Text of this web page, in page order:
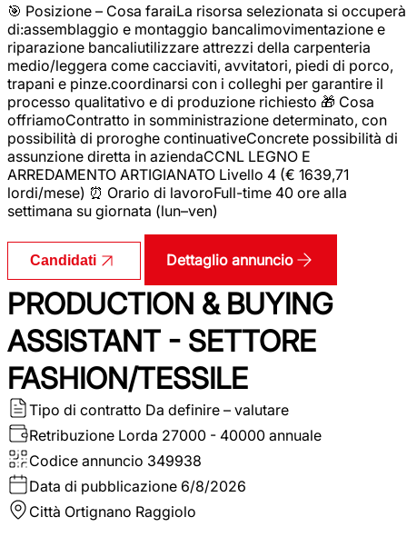
🎯 Posizione – Cosa faraiLa risorsa selezionata si occuperà
di:assemblaggio e montaggio bancalimovimentazione e
riparazione bancaliutilizzare attrezzi della carpenteria
medio/leggera come cacciaviti, avvitatori, piedi di porco,
trapani e pinze.coordinarsi con i colleghi per garantire il
processo qualitativo e di produzione richiesto 🎁 Cosa
offriamoContratto in somministrazione determinato, con
possibilità di proroghe continuativeConcrete possibilità di
assunzione diretta in aziendaCCNL LEGNO E
ARREDAMENTO ARTIGIANATO Livello 4 (€ 1639,71
lordi/mese) ⏰ Orario di lavoroFull-time 40 ore alla
settimana su giornata (lun–ven)
Candidati Dettaglio annuncio
PRODUCTION & BUYING
ASSISTANT - SETTORE
FASHION/TESSILE
Tipo di contratto Da definire – valutare
Retribuzione Lorda 27000 - 40000 annuale
Codice annuncio 349938
Data di pubblicazione 6/8/2026
Città Ortignano Raggiolo